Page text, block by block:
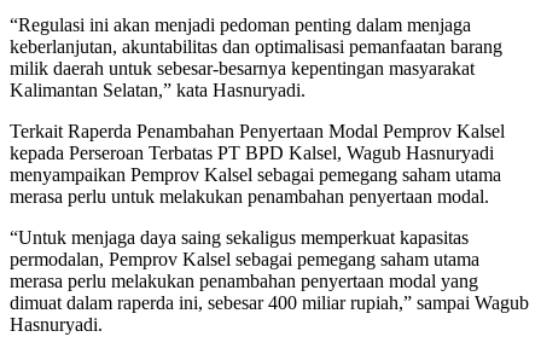
“Regulasi ini akan menjadi pedoman penting dalam menjaga
keberlanjutan, akuntabilitas dan optimalisasi pemanfaatan barang
milik daerah untuk sebesar-besarnya kepentingan masyarakat
Kalimantan Selatan,” kata Hasnuryadi.
Terkait Raperda Penambahan Penyertaan Modal Pemprov Kalsel
kepada Perseroan Terbatas PT BPD Kalsel, Wagub Hasnuryadi
menyampaikan Pemprov Kalsel sebagai pemegang saham utama
merasa perlu untuk melakukan penambahan penyertaan modal.
“Untuk menjaga daya saing sekaligus memperkuat kapasitas
permodalan, Pemprov Kalsel sebagai pemegang saham utama
merasa perlu melakukan penambahan penyertaan modal yang
dimuat dalam raperda ini, sebesar 400 miliar rupiah,” sampai Wagub
Hasnuryadi.